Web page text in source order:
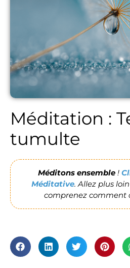
Méditation :
tumulte
Méditons ensemble!
Méditative. Allez plus
comprenez comment